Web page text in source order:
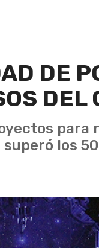
DE
DEL
para
los